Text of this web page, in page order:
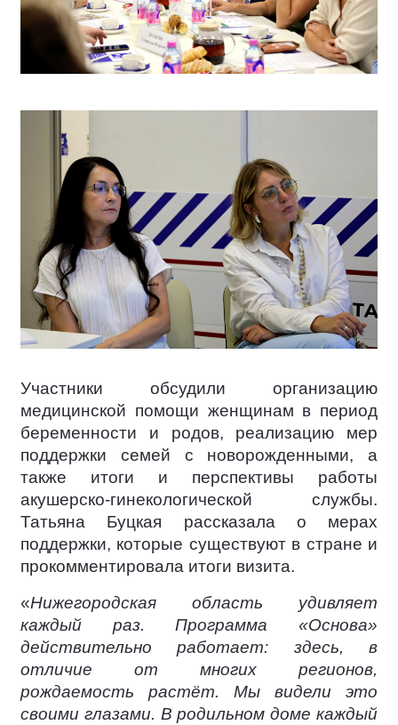
Участники обсудили организацию
медицинской помощи женщинам в период
беременности и родов, реализацию мер
поддержки семей с новорожденными, а
также итоги и перспективы работы
акушерско-гинекологической службы.
Татьяна Буцкая рассказала о мерах
поддержки, которые существуют в стране и
прокомментировала итоги визита.
«Нижегородская область удивляет
каждый раз. Программа «Основа»
действительно работает: здесь, в
отличие от многих регионов,
рождаемость растёт. Мы видели это
своими глазами. В родильном доме каждый